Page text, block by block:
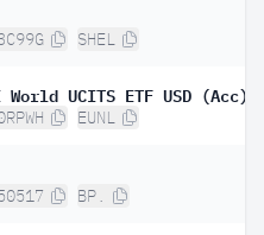
SHEL
UCITS ETF USD (Acc)
EUNL
BP.